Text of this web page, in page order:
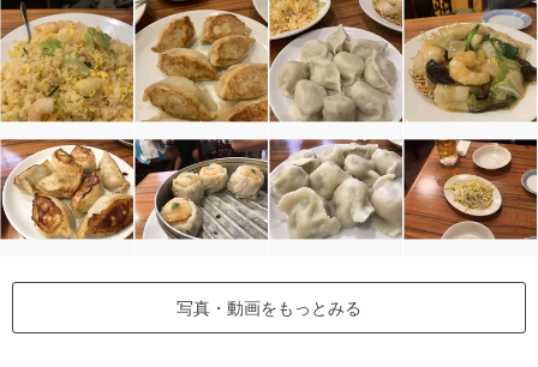
写真・動画をもっとみる